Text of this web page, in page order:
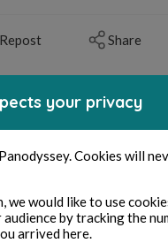
Repost Share
& credits
Chkhaidze
/ pen name
your privacy
Cookies will
we would like to use
by tracking the
arrived here.